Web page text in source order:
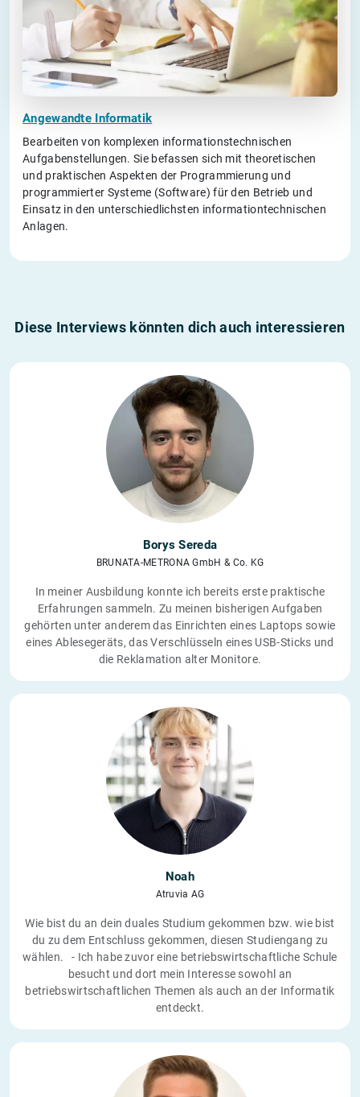
Angewandte Informatik
Bearbeiten von komplexen informationstechnischen
Aufgabenstellungen. Sie befassen sich mit theoretischen
und praktischen Aspekten der Programmierung und
programmierter Systeme (Software) für den Betrieb und
Einsatz in den unterschiedlichsten informationtechnischen
Anlagen.
Diese Interviews könnten dich auch interessieren
Borys Sereda
BRUNATA-METRONA GmbH & Co. KG
In meiner Ausbildung konnte ich bereits erste praktische
Erfahrungen sammeln. Zu meinen bisherigen Aufgaben
gehörten unter anderem das Einrichten eines Laptops sowie
eines Ablesegeräts, das Verschlüsseln eines USB-Sticks und
die Reklamation alter Monitore.
Noah
Atruvia AG
Wie bist du an dein duales Studium gekommen bzw. wie bist
du zu dem Entschluss gekommen, diesen Studiengang zu
wählen. - Ich habe zuvor eine betriebswirtschaftliche Schule
besucht und dort mein Interesse sowohl an
betriebswirtschaftlichen Themen als auch an der Informatik
entdeckt.